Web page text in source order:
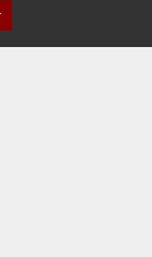
fixée
à la mise sur